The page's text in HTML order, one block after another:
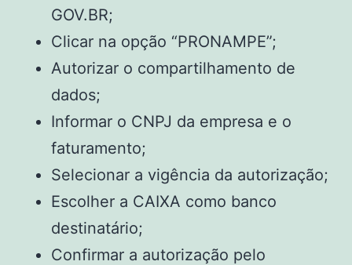
GOV.BR;
Clicar na opção “PRONAMPE”;
Autorizar o compartilhamento de
dados;
Informar o CNPJ da empresa e o
faturamento;
Selecionar a vigência da autorização;
Escolher a CAIXA como banco
destinatário;
Confirmar a autorização pelo